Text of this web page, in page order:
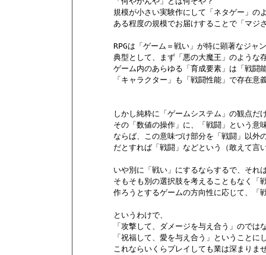
規模が小さい実験作にして「ネタゲー」の
ある程度の規模でお届けすることで「マジ
RPGは「ゲーム＝戦い」が特に顕著なジャ
典型として、まず「悪の大魔王」のような
ゲーム内のあらゆる「育成要素」は「戦闘
「キャラクター」も「戦闘性能」で存在意
しかし純粋に「ゲームシステム」の観点だ
その「数値の操作」に、「戦闘」という意
ならば、この意味づけ部分を「戦闘」以外
だとすれば「戦闘」などという（敢えて言
いや別に「戦い」にするならするで、それ
そもそも別の選択肢を考えることもなく「
作ろうとするゲームの方向性に応じて、「
        というわけで、
「攻撃して、ダメージを与え合う」のでは
「祝福して、愛を与え合う」ということに
これならいくらプレイしても業は深まりま